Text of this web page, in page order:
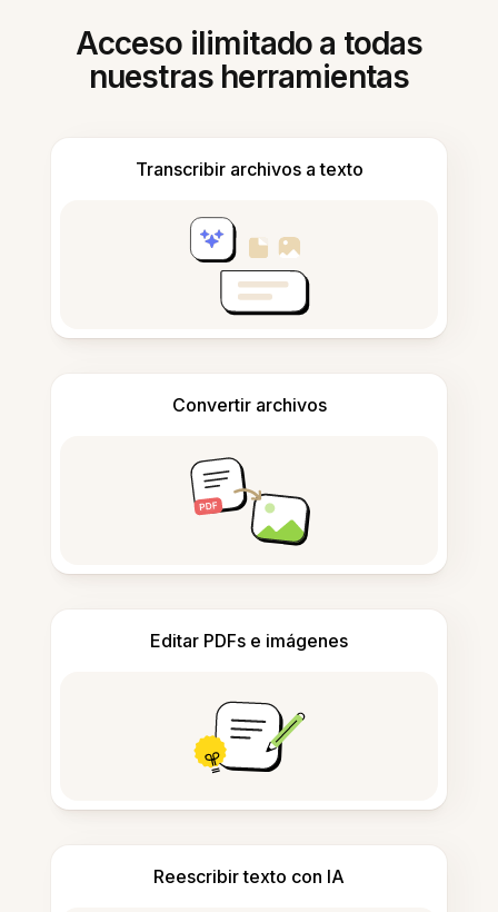
Acceso ilimitado a todas
nuestras herramientas
Transcribir archivos a texto
Convertir archivos
Editar PDFs e imágenes
Reescribir texto con IA